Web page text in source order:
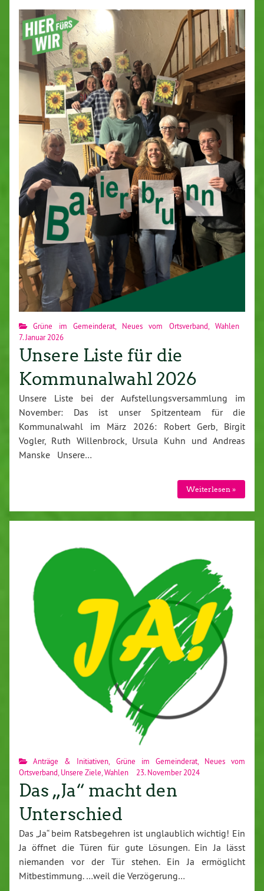
Grüne im Gemeinderat, Neues vom Ortsverband ,Wahlen
7. Januar 2026
Unsere Liste für die
Kommunalwahl 2026
Unsere Liste bei der Aufstellungsversammlung im
November: Das ist unser Spitzenteam für die
Kommunalwahl im März 2026: Robert Gerb, Birgit
Vogler, Ruth Willenbrock, Ursula Kuhn und Andreas
Manske Unsere…
Weiterlesen »
Anträge & Initiativen Grüne im Gemeinderat, Neues vom
Ortsverband Unsere Ziele Wahlen 23. November 2024
Das „Ja“ macht den
Unterschied
Das „Ja“ beim Ratsbegehren ist unglaublich wichtig! Ein
Ja öffnet die Türen für gute Lösungen. Ein Ja lässt
niemanden vor der Tür stehen. Ein Ja ermöglicht
Mitbestimmung. …weil die Verzögerung…